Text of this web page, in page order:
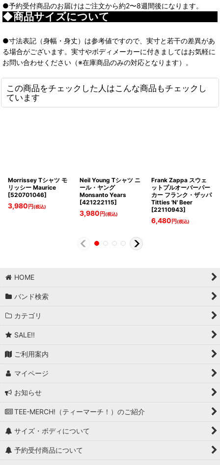
●予約受付商品のお届けはご注文から約2〜8週間後になります。
◆商品サイズについて
●寸法表記（身幅・身丈）は参考値ですので、実寸と若干の差異があ
る場合がございます。実寸やボディメーカーに付きましてはお気軽に
お問い合わせください（※在庫商品のみの対応となります）。
この商品をチェックした人はこんな商品もチェックし
ています
Morrissey Tシャツ モ
リッシー Maurice
[520701046]
3,980 円(税込)
Neil Young Tシャツ ニ
ール・ヤング
Monsanto Years
[421222115]
3,980 円(税込)
Frank Zappa スウェ
ットプルオーバーパー
カー フランク・ザッパ
Titties 'N' Beer
[22110943]
6,480 円(税込)
HOME
バンド検索
カテゴリ
SALE!!
ご利用案内
マイページ
お知らせ
TEE-MERCH!（ティーマーチ！）のご紹介
サイズ・ボディについて
予約受付商品について